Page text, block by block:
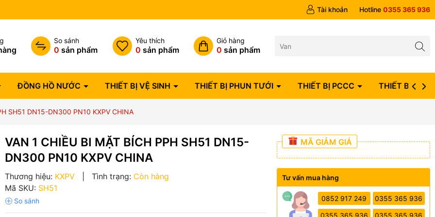
Tài khoản Hotline 0355 365 936
So sánh
0 sản phẩm
Yêu thích
0 sản phẩm
Giỏ hàng
0 sản phẩm
ĐỒNG HỒ NƯỚC THIẾT BỊ VỆ SINH THIẾT BỊ PHUN TƯỚI THIẾT BỊ PCCC THIẾT BỊ ĐIỆN
SH51 DN15-DN300 PN10 KXPV CHINA
VAN 1 CHIỀU BI MẶT BÍCH PPH SH51 DN15-
DN300 PN10 KXPV CHINA
Thương hiệu: KXPV Tình trạng: Còn hàng
Mã SKU: SH51
MÃ GIẢM GIÁ
Tư vấn mua hàng
0852 917 249 0355 365 936
0355 365 936 0355 365 936